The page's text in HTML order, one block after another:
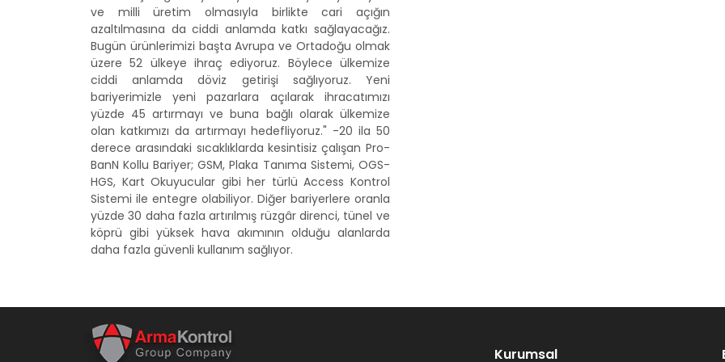
ve milli üretim olmasıyla birlikte cari açığın
azaltılmasına da ciddi anlamda katkı sağlayacağız.
Bugün ürünlerimizi başta Avrupa ve Ortadoğu olmak
üzere 52 ülkeye ihraç ediyoruz. Böylece ülkemize
ciddi anlamda döviz getirişi sağlıyoruz. Yeni
bariyerimizle yeni pazarlara açılarak ihracatımızı
yüzde 45 artırmayı ve buna bağlı olarak ülkemize
olan katkımızı da artırmayı hedefliyoruz." -20 ila 50
derece arasındaki sıcaklıklarda kesintisiz çalışan Pro-
BanN Kollu Bariyer; GSM, Plaka Tanıma Sistemi, OGS-
HGS, Kart Okuyucular gibi her türlü Access Kontrol
Sistemi ile entegre olabiliyor. Diğer bariyerlere oranla
yüzde 30 daha fazla artırılmış rüzgâr direnci, tünel ve
köprü gibi yüksek hava akımının olduğu alanlarda
daha fazla güvenli kullanım sağlıyor.
Kurumsal